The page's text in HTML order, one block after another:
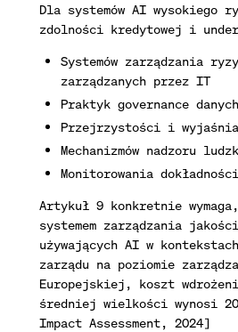
Dla systemów AI wysokiego
zdolności kredytowej i
Systemów zarządzania
zarządzanych przez IT
Praktyk governance
Przejrzystości i
Mechanizmów nadzoru
Monitorowania
Artykuł 9 konkretnie
systemem zarządzania
używających AI w
zarządu na poziomie
Europejskiej, koszt
średniej wielkości wynosi
Impact Assessment, 2024]